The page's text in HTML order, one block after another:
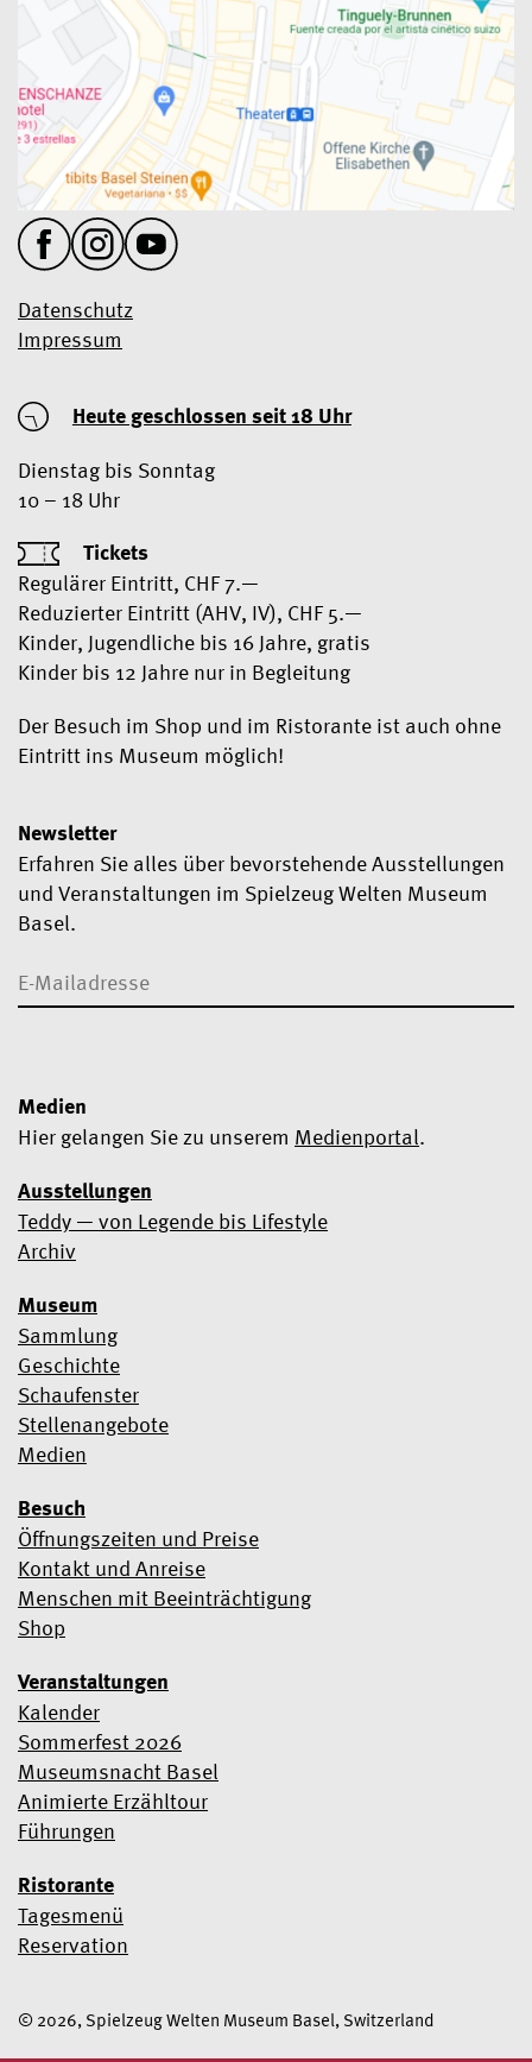
Datenschutz
Impressum
Ausstellungen
Teddy — von Legende bis Lifestyle
Archiv
Museum
Sammlung
Geschichte
Schaufenster
Stellenangebote
Medien
Besuch
Öffnungszeiten und Preise
Kontakt und Anreise
Menschen mit Beeinträchtigung
Shop
Veranstaltungen
Kalender
Sommerfest 2026
Museumsnacht Basel
Animierte Erzähltour
Führungen
Ristorante
Tagesmenü
Reservation
Heute geschlossen seit 18 Uhr
Dienstag bis Sonntag
10 – 18 Uhr
Tickets
Regulärer Eintritt, CHF 7.—
Reduzierter Eintritt (AHV, IV), CHF 5.—
Kinder, Jugendliche bis 16 Jahre, gratis
Kinder bis 12 Jahre nur in Begleitung
Der Besuch im Shop und im Ristorante ist auch ohne
Eintritt ins Museum möglich!
Newsletter
Erfahren Sie alles über bevorstehende Ausstellungen
und Veranstaltungen im Spielzeug Welten Museum
Basel.
Ja, ich möchte den Newsletter abonnieren
klicken, um sich anzumelden, erklären Sie sich damit
einverstanden, dass Ihre Daten zur Verarbeitung an Mailchimp
übermittelt werden.
Datenschutzpraktiken von Mailchimp
Medien
Hier gelangen Sie zu unserem Medienportal.
© 2026, Spielzeug Welten Museum Basel, Switzerland